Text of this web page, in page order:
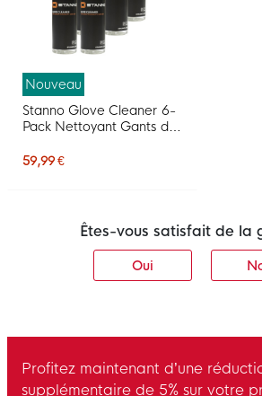
Nouveau
Stanno Glove Cleaner 6-
Pack Nettoyant Gants de
59,99 €
Êtes-vous satisfait de la
Oui
Profitez maintenant d’une
supplémentaire de 5% sur votre